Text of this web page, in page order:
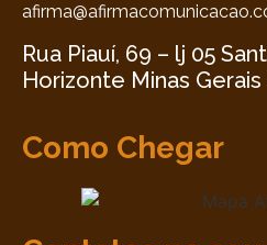
Rua Piauí, 69 – lj 05
Horizonte Minas Gerais
Como Chegar